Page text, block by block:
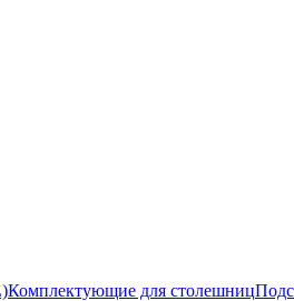
Комплектующие для столешниц